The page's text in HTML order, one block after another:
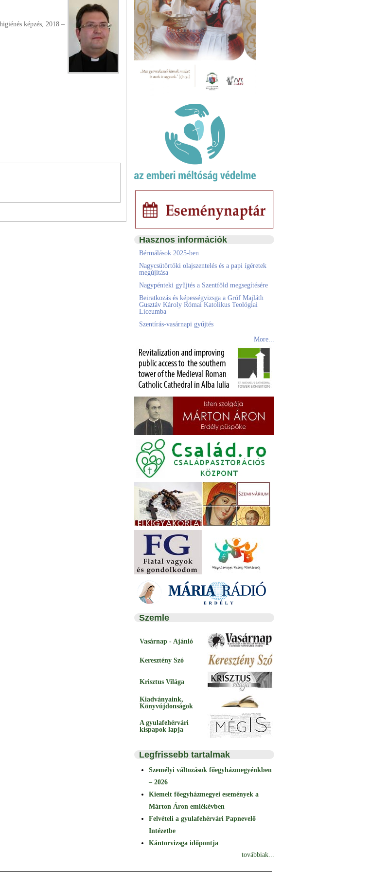
Hasznos információk
Bérmálások 2025-ben
Nagycsütörtöki olajszentelés és a papi ígéretek
megújítása
Nagypénteki gyűjtés a Szentföld megsegítésére
Beiratkozás és képességvizsga a Gróf Majláth
Gusztáv Károly Római Katolikus Teológiai
Líceumba
Szentírás-vasárnapi gyűjtés
More...
Szemle
Vasárnap - Ajánló
Keresztény Szó
Krisztus Világa
Kiadványaink,
Könyvújdonságok
A gyulafehérvári
kispapok lapja
Legfrissebb tartalmak
Személyi változások főegyházmegyénkben
– 2026
Kiemelt főegyházmegyei események a
Márton Áron emlékévben
Felvételi a gyulafehérvári Papnevelő
Intézetbe
Kántorvizsga időpontja
továbbiak...